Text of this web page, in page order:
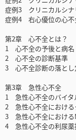
症例3 クリニカルシナ
症例4 右心優位の心不
第2章 心不全とは？
1 心不全の予後と病名
2 心不全の診断基準
3 心不全診断の落と
第3章 急性心不全
1 急性心不全のバイタ
2 急性心不全における
3 急性心不全における
4 急性心不全の利尿薬